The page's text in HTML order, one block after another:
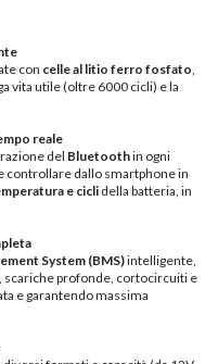
con celle al litio ferro fosfato
vita utile (oltre 6000 cicli) e la
reale
del Bluetoothin ogni
controllare dallo smartphone in
e cicli della batteria, in
System (BMS)intelligente,
scariche profonde, cortocircuiti e
e garantendo massima